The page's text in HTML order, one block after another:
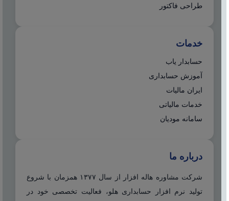
طراحی فاکتور
خدمات
حسابدار یاب
آموزش حسابداری
ایران مالیات
خدمات مالیاتی
سامانه مودیان
درباره ما
شرکت مشاوره هاله افزار از سال ۱۳۷۷ همزمان با شروع
تولید نرم افزار حسابداری هلو، فعالیت تخصصی خود در